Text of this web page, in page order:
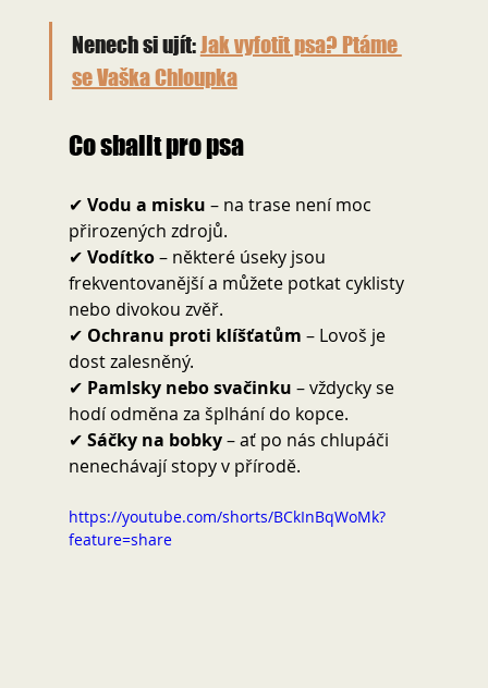
Nenech si ujít: Jak vyfotit psa? Ptáme
se Vaška Chloupka
Co sbalit pro psa
✔ Vodu a misku – na trase není moc
přirozených zdrojů.
✔ Vodítko – některé úseky jsou
frekventovanější a můžete potkat cyklisty
nebo divokou zvěř.
✔ Ochranu proti klíšťatům – Lovoš je
dost zalesněný.
✔ Pamlsky nebo svačinku – vždycky se
hodí odměna za šplhání do kopce.
✔ Sáčky na bobky – ať po nás chlupáči
nenechávají stopy v přírodě.
https://youtube.com/shorts/BCkInBqWoMk?
feature=share